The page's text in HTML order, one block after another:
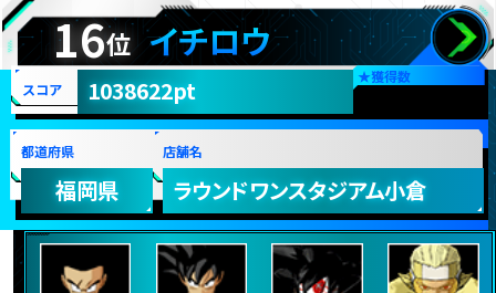
16位 イチロウ
★獲得数
スコア 1038622pt
都道府県
福岡県
店舗名
ラウンドワンスタジアム小倉